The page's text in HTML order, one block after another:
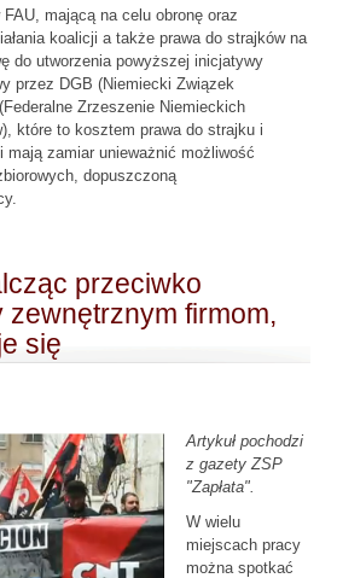
mającą na celu obronę oraz
koalicji a także prawa do strajków na
do utworzenia powyższej inicjatywy
przez DGB (Niemiecki Związek
Zrzeszenie Niemieckich
które to kosztem prawa do strajku i
mają zamiar unieważnić możliwość
dopuszczoną
przeciwko
zewnętrznym firmom,
się
Artykuł pochodzi
z gazety ZSP
"Zapłata".
W wielu
miejscach pracy
można spotkać